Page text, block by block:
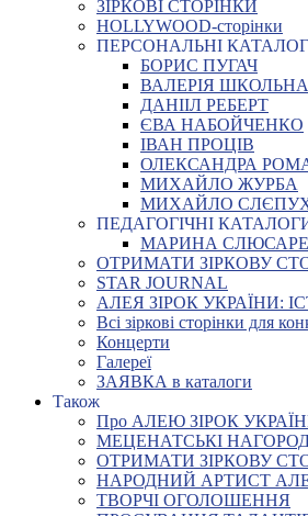
ЗІРКОВІ СТОРІНКИ
HOLLYWOOD-сторінки
ПЕРСОНАЛЬНІ
БОРИС ПУГАЧ
ВАЛЕРІЯ ШКОЛЬНА
ДАНІІЛ РЕБЕРТ
ЄВА НАБОЙЧЕНКО
ІВАН ПРОЦІВ
ОЛЕКСАНДРА
МИХАЙЛО ЖУРБА
МИХАЙЛО
ПЕДАГОГІЧНІ
МАРИНА
ОТРИМАТИ ЗІРКОВУ
STAR JOURNAL
АЛЕЯ ЗІРОК УКРАЇНИ:
Всі зіркові сторінки для
Концерти
Галереї
ЗАЯВКА в каталоги
Також
Про АЛЕЮ ЗІРОК
МЕЦЕНАТСЬКІ
ОТРИМАТИ ЗІРКОВУ
НАРОДНИЙ АРТИСТ
ТВОРЧІ ОГОЛОШЕННЯ